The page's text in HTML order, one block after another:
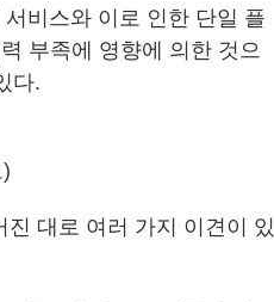
비스와 이로 인한 단일 플
부족에 영향에 의한 것으
다.
대로 여러 가지 이견이 있